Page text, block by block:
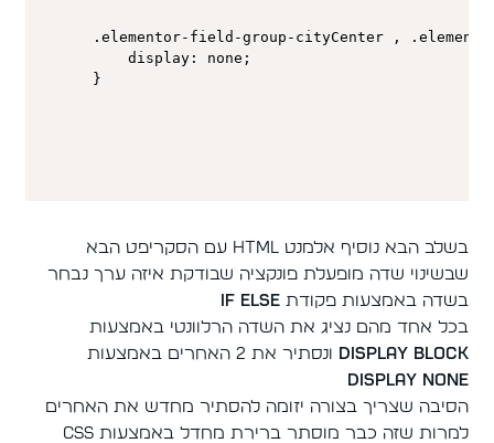
.elementor-field-group-cityCenter ,
    display: none;
בשלב הבא נוסיף אלמנט HTML עם הסקריפט הבא
שבשינוי שדה מופעלת פונקציה שבודקת איזה ערך נבחר
בשדה באמצעות פקודת if else
בכל אחד מהם נציג את השדה הרלוונטי באמצעות
display block ונסתיר את 2 האחרים באמצעות
display none
הסיבה שצריך בצורה יזומה להסתיר מחדש את האחרים
למרות שזה כבר מוסתר ברירת מחדל באמצעות CSS